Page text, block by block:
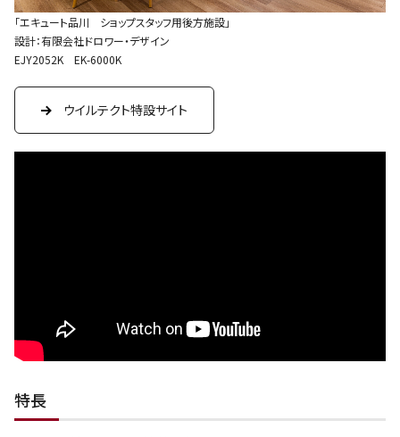
「エキュート品川 ショップスタッフ用後方施設」
設計：有限会社ドロワー・デザイン
EJY2052K EK-6000K
ウイルテクト特設サイト
特長